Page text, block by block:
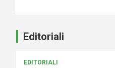
Editoriali
EDITORIALI